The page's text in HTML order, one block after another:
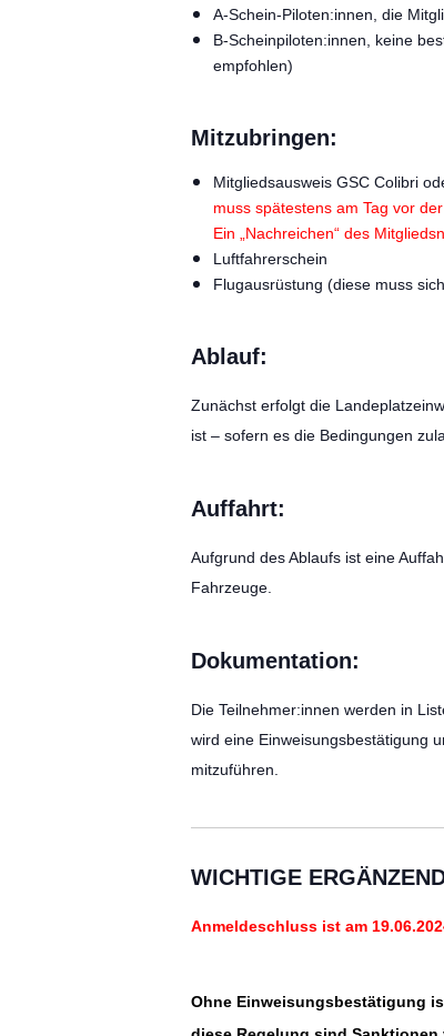
A-Schein-Piloten:innen, die
B-Scheinpiloten:innen, keine
empfohlen)
Mitzubringen:
Mitgliedsausweis GSC Colibri
muss spätestens am Tag vor
Ein „Nachreichen“ des
Luftfahrerschein
Flugausrüstung (diese muss
Ablauf:
Zunächst erfolgt die
ist – sofern es die Bedingungen
Auffahrt:
Aufgrund des Ablaufs ist eine
Fahrzeuge.
Dokumentation:
Die Teilnehmer:innen werden in
wird eine Einweisungsbestätigung
mitzuführen.
WICHTIGE
Anmeldeschluss ist am 19.06
Ohne Einweisungsbestätigung